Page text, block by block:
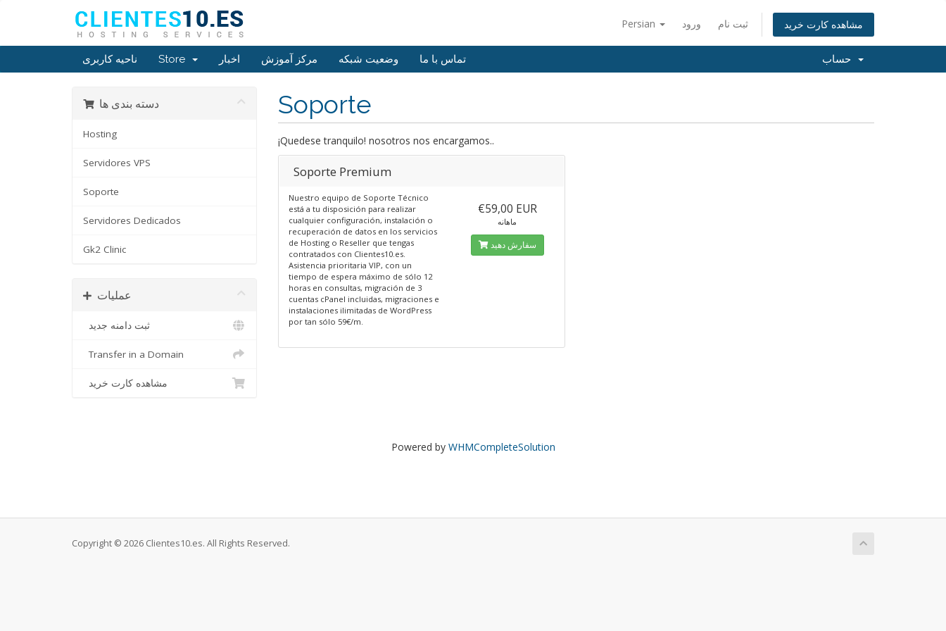
Persian ورود ثبت نام مشاهده کارت خرید
ناحیه کاربری Store اخبار مرکز آموزش وضعیت شبکه تماس با ما
دسته بندی ها
Hosting
Servidores VPS
Soporte
Servidores Dedicados
Gk2 Clinic
عملیات
ثبت دامنه جدید
Transfer in a Domain
مشاهده کارت خرید
Soporte
¡Quedese tranquilo! nosotros nos encargamos..
Soporte Premium
Nuestro equipo de Soporte Técnico
está a tu disposición para realizar
cualquier configuración, instalación o
recuperación de datos en los servicios
de Hosting o Reseller que tengas
contratados con Clientes10.es.
Asistencia prioritaria VIP, con un
tiempo de espera máximo de sólo 12
horas en consultas, migración de 3
cuentas cPanel incluidas, migraciones e
instalaciones ilimitadas de WordPress
por tan sólo 59€/m.
€59,00 EUR
ماهانه
سفارش دهید
Powered by WHMCompleteSolution
Copyright © 2026 Clientes10.es. All Rights Reserved.